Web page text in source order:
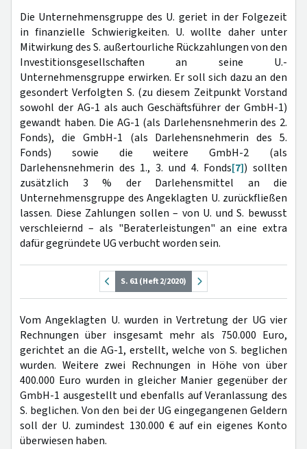
Die Unternehmensgruppe des U. geriet in der Folgezeit
in finanzielle Schwierigkeiten. U. wollte daher unter
Mitwirkung des S. außertourliche Rückzahlungen von den
Investitionsgesellschaften an seine U.-
Unternehmensgruppe erwirken. Er soll sich dazu an den
gesondert Verfolgten S. (zu diesem Zeitpunkt Vorstand
sowohl der AG-1 als auch Geschäftsführer der GmbH-1)
gewandt haben. Die AG-1 (als Darlehensnehmerin des 2.
Fonds), die GmbH-1 (als Darlehensnehmerin des 5.
Fonds) sowie die weitere GmbH-2 (als
Darlehensnehmerin des 1., 3. und 4. Fonds[7]) sollten
zusätzlich 3 % der Darlehensmittel an die
Unternehmensgruppe des Angeklagten U. zurückfließen
lassen. Diese Zahlungen sollen – von U. und S. bewusst
verschleiernd – als "Beraterleistungen" an eine extra
dafür gegründete UG verbucht worden sein.
S. 61 (Heft 2/2020)
Vom Angeklagten U. wurden in Vertretung der UG vier
Rechnungen über insgesamt mehr als 750.000 Euro,
gerichtet an die AG-1, erstellt, welche von S. beglichen
wurden. Weitere zwei Rechnungen in Höhe von über
400.000 Euro wurden in gleicher Manier gegenüber der
GmbH-1 ausgestellt und ebenfalls auf Veranlassung des
S. beglichen. Von den bei der UG eingegangenen Geldern
soll der U. zumindest 130.000 € auf ein eigenes Konto
überwiesen haben.